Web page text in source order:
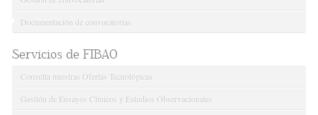
Documentación de convocatorias
Servicios de FIBAO
Consulta nuestras Ofertas Tecnológicas
Gestión de Ensayos Clínicos y Estudios Observacionales